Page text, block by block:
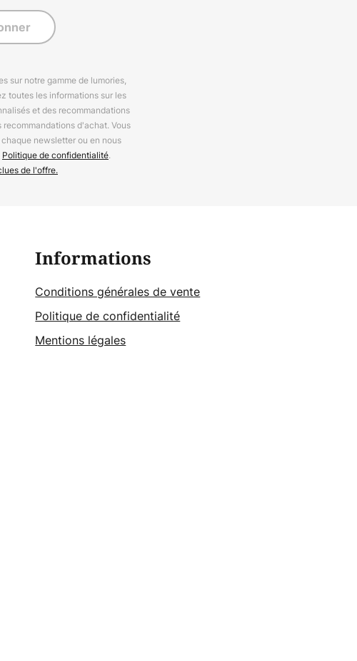
sur notre gamme de lumories,
toutes les informations sur les
et des recommandations
d'achat. Vous
newsletter ou en nous
Politique de confidentialité.
de l'offre.
Informations
Conditions générales de vente
Politique de confidentialité
Mentions légales